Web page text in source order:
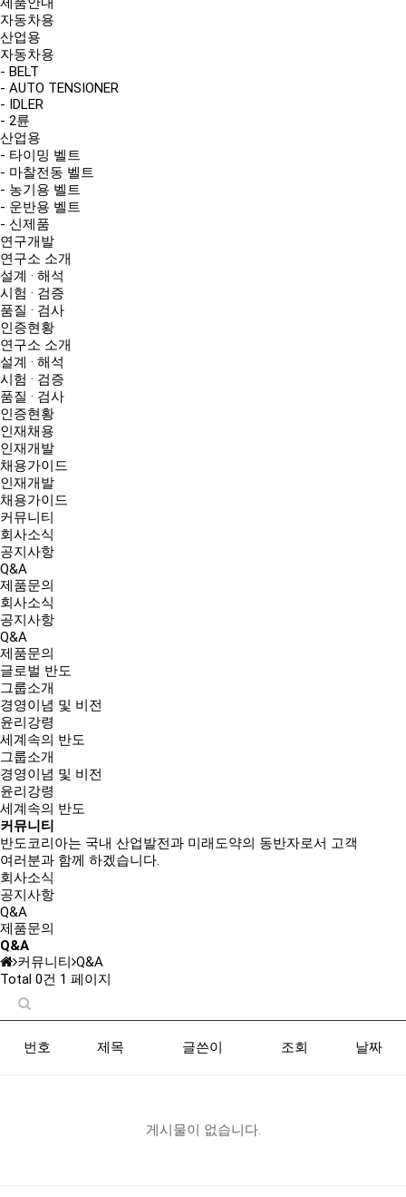
자동차용
산업용
자동차용
- BELT
- AUTO TENSIONER
- IDLER
- 2륜
산업용
- 타이밍 벨트
- 마찰전동 벨트
- 농기용 벨트
- 운반용 벨트
- 신제품
연구개발
연구소 소개
설계 · 해석
시험 · 검증
품질 · 검사
인증현황
연구소 소개
설계 · 해석
시험 · 검증
품질 · 검사
인증현황
인재채용
인재개발
채용가이드
인재개발
채용가이드
커뮤니티
회사소식
공지사항
Q&A
제품문의
회사소식
공지사항
Q&A
제품문의
글로벌 반도
그룹소개
경영이념 및 비전
윤리강령
세계속의 반도
그룹소개
경영이념 및 비전
윤리강령
세계속의 반도
커뮤니티
반도코리아는 국내 산업발전과 미래도약의 동반자로서 고객
여러분과 함께 하겠습니다.
회사소식
공지사항
Q&A
제품문의
Q&A
커뮤니티 Q&A
Total 0건 1 페이지
번호 제목 글쓴이 조회 날짜
게시물이 없습니다.